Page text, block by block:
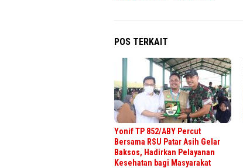
POS TERKAIT
Yonif TP 852/ABY Percut
Bersama RSU Patar Asih Gelar
Baksos, Hadirkan Pelayanan
Kesehatan bagi Masyarakat